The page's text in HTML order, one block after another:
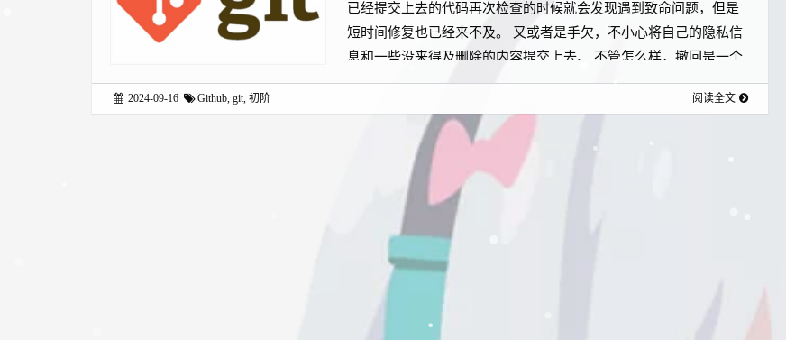
已经提交上去的代码再次检查的时候就会发现遇到致命问题，但是
短时间修复也已经来不及。 又或者是手欠，不小心将自己的隐私信
息和一些没来得及删除的内容提交上去。 不管怎么样，撤回是一个
很好的功能，本篇的内容就是这样。
2024-09-16 Github,git,初阶 阅读全文